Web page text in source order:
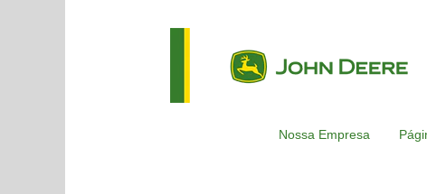
Nossa Empresa